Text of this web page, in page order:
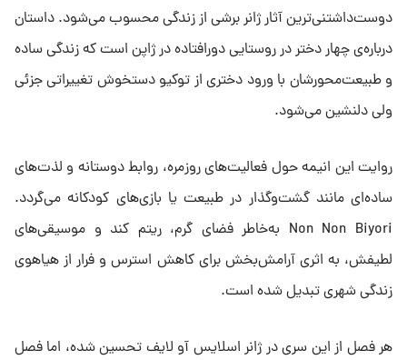
دوست‌داشتنی‌ترین آثار ژانر برشی از زندگی محسوب می‌شود. داستان
درباره‌ی چهار دختر در روستایی دورافتاده در ژاپن است که زندگی ساده
و طبیعت‌محورشان با ورود دختری از توکیو دستخوش تغییراتی جزئی
ولی دلنشین می‌شود.
روایت این انیمه حول فعالیت‌های روزمره، روابط دوستانه و لذت‌های
ساده‌ای مانند گشت‌وگذار در طبیعت یا بازی‌های کودکانه می‌گردد.
Non Non Biyori به‌خاطر فضای گرم، ریتم کند و موسیقی‌های
لطیفش، به اثری آرامش‌بخش برای کاهش استرس و فرار از هیاهوی
زندگی شهری تبدیل شده است.
هر فصل از این سری در ژانر اسلایس آو لایف تحسین شده، اما فصل